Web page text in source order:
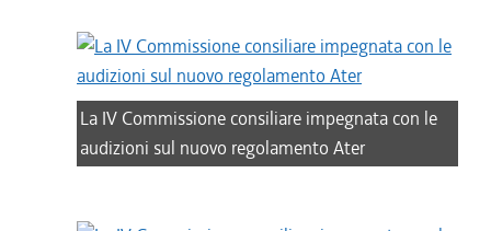
La IV Commissione consiliare impegnata con le
audizioni sul nuovo regolamento Ater